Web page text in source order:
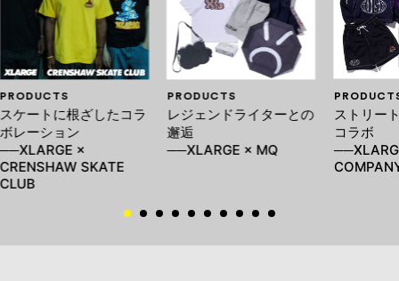
PRODUCTS
スケートに根ざしたコラ
ボレーション
──XLARGE ×
CRENSHAW SKATE
CLUB
PRODUCTS
レジェンドライターとの
邂逅
──XLARGE × MQ
ストリー
コラボ